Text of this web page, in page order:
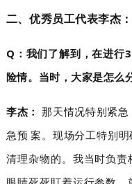
二、优秀员工代表李杰
Q：我们了解到，在进行
险情。当时，大家是怎么
李杰： 那天情况特别紧急，
急预案。现场分工
清理杂物的。我当时负责